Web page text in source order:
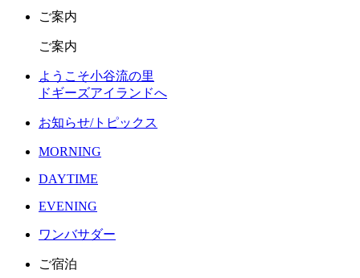
ご案内
ご案内
ようこそ小谷流の里
ドギーズアイランドへ
お知らせ/トピックス
MORNING
DAYTIME
EVENING
ワンバサダー
ご宿泊